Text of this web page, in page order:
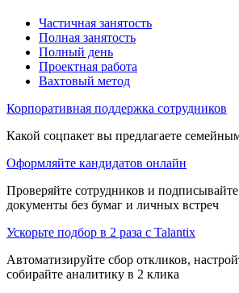
Частичная занятость
Полная занятость
Полный день
Проектная работа
Вахтовый метод
Корпоративная поддержка сотрудников
Какой соцпакет вы предлагаете
Оформляйте кандидатов онлайн
Проверяйте сотрудников и
документы без бумаг и личных встреч
Ускорьте подбор в 2 раза с Talantix
Автоматизируйте сбор откликов,
собирайте аналитику в 2 клика